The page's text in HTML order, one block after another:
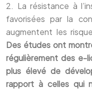
2. La résistance à
favorisées par la
augmentent les
Des études ont
régulièrement des e-
plus élevé de
rapport à celles qui